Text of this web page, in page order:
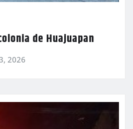
de Huajuapan
2026